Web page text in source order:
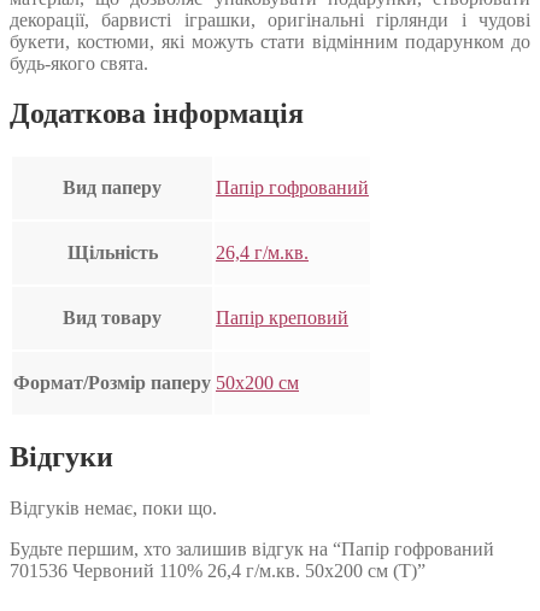
декорації, барвисті іграшки, оригінальні гірлянди і чудові
букети, костюми, які можуть стати відмінним подарунком до
будь-якого свята.
Додаткова інформація
Вид паперу Папір гофрований
Щільність 26,4 г/м.кв.
Вид товару Папір креповий
Формат/Розмір паперу 50х200 см
Відгуки
Відгуків немає, поки що.
Будьте першим, хто залишив відгук на “Папір гофрований
701536 Червоний 110% 26,4 г/м.кв. 50х200 см (Т)”